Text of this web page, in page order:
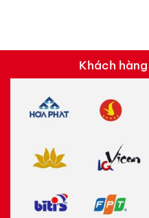
Khách